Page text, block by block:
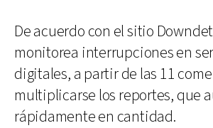
De acuerdo con el sitio
monitorea interrupciones en
digitales, a partir de las 11
multiplicarse los reportes, que
rápidamente en cantidad.